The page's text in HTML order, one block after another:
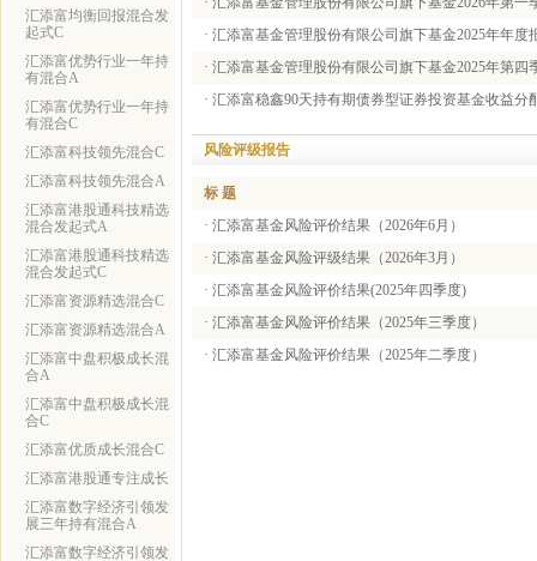
汇添富均衡回报混合发
起式C
汇添富优势行业一年持
有混合A
汇添富优势行业一年持
有混合C
汇添富科技领先混合C
汇添富科技领先混合A
汇添富港股通科技精选
混合发起式A
汇添富港股通科技精选
混合发起式C
汇添富资源精选混合C
汇添富资源精选混合A
汇添富中盘积极成长混
合A
汇添富中盘积极成长混
合C
汇添富优质成长混合C
汇添富港股通专注成长
汇添富数字经济引领发
展三年持有混合A
汇添富数字经济引领发
· 汇添富基金管理股份有限公司旗下基金2025年年度
· 汇添富基金管理股份有限公司旗下基金2025年第四
· 汇添富稳鑫90天持有期债券型证券投资基金收益分
风险评级报告
标 题
· 汇添富基金风险评价结果（2026年6月）
· 汇添富基金风险评级结果（2026年3月）
· 汇添富基金风险评价结果(2025年四季度)
· 汇添富基金风险评价结果（2025年三季度）
· 汇添富基金风险评价结果（2025年二季度）